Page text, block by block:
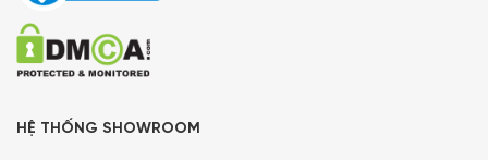
Đảm bảo mức độ ẩm lý tưởng >50%
HỆ THỐNG SHOWROOM